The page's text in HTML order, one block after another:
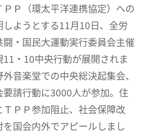
Ｐ（環太平洋連携協定）への
ようとする11月10日、全労
・国民大運動実行委員会主催
・10中央行動が展開されま
音楽堂での中央総決起集会、
請行動に3000人が参加。住
ＰＰ参加阻止、社会保障改
国会内外でアピールしまし